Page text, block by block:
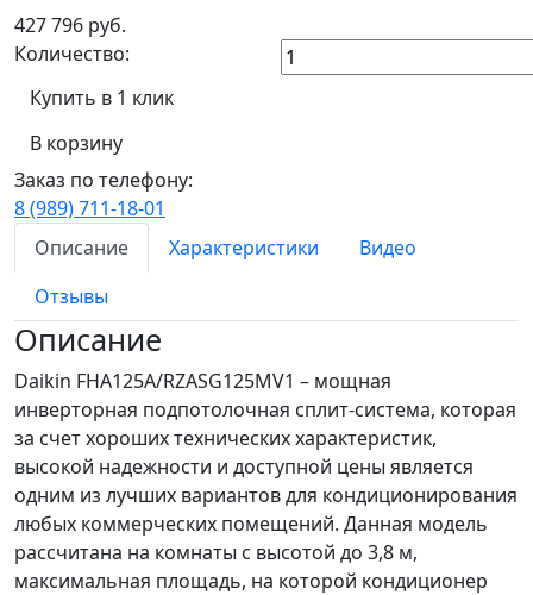
427 796 руб.
Количество:
Купить в 1 клик
В корзину
Заказ по телефону:
8 (989) 711-18-01
Описание
Характеристики
Видео
Отзывы
Описание
Daikin FHA125A/RZASG125MV1 – мощная
инверторная подпотолочная сплит-система, которая
за счет хороших технических характеристик,
высокой надежности и доступной цены является
одним из лучших вариантов для кондиционирования
любых коммерческих помещений. Данная модель
рассчитана на комнаты с высотой до 3,8 м,
максимальная площадь, на которой кондиционер